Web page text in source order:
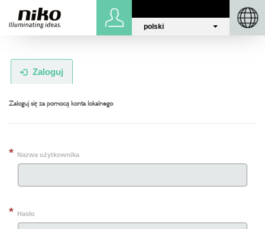
polski
Zaloguj
Zaloguj się za pomocą konta lokalnego
Nazwa użytkownika
Hasło